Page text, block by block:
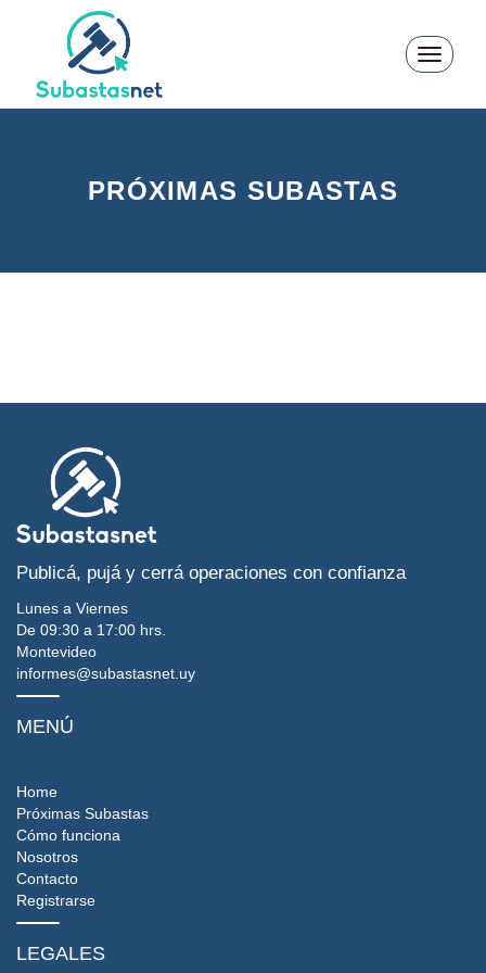
Toggle
PRÓXIMAS SUBASTAS
Publicá, pujá y cerrá operaciones con confianza
Lunes a Viernes
De 09:30 a 17:00 hrs.
Montevideo
informes@subastasnet.uy
MENÚ
Home
Próximas Subastas
Cómo funciona
Nosotros
Contacto
Registrarse
LEGALES